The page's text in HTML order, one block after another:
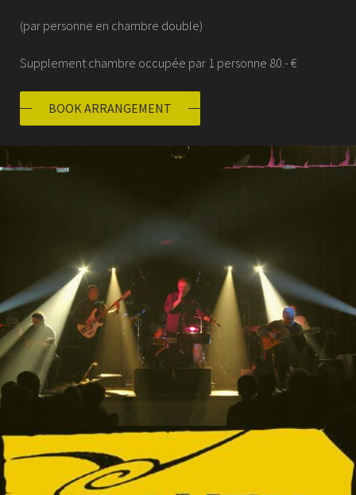
(par personne en chambre double)
Supplement chambre occupée par 1 personne 80.- €
BOOK ARRANGEMENT